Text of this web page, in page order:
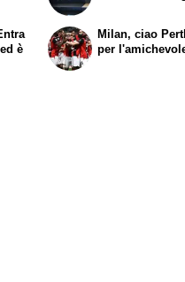
è
Milan, ciao
per